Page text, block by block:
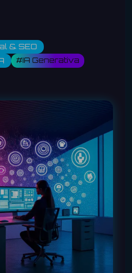
& SEO
#IA Generativa